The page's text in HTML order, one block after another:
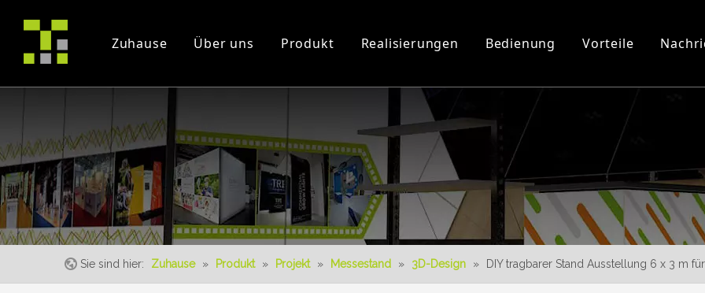
Zuhause Über uns
Werkstatt und Ausrüstung
Produkt
3D-Videos
Realisierungen Bedienung Vorteile
Neues Produkt
Sie sind hier: Zuhause » Produkt » Projekt » Messestand » 3D-Design » DIY tragbarer Stand Ausstellung 6 x 3 m